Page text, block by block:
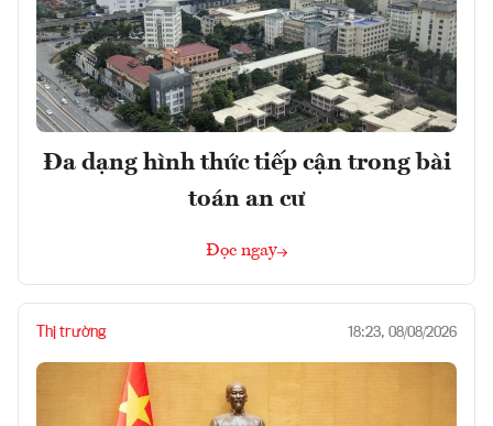
Đa dạng hình thức tiếp cận trong bài
toán an cư
Đọc ngay
Thị trường 18:23, 08/08/2026